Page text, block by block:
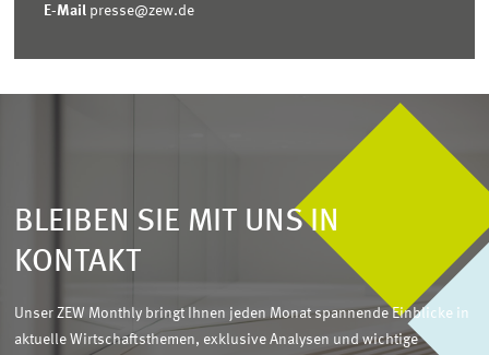
E-Mail presse@zew.de
BLEIBEN SIE MIT UNS IN
KONTAKT
Unser ZEW Monthly bringt Ihnen jeden Monat spannende Einblicke in
aktuelle Wirtschaftsthemen, exklusive Analysen und wichtige